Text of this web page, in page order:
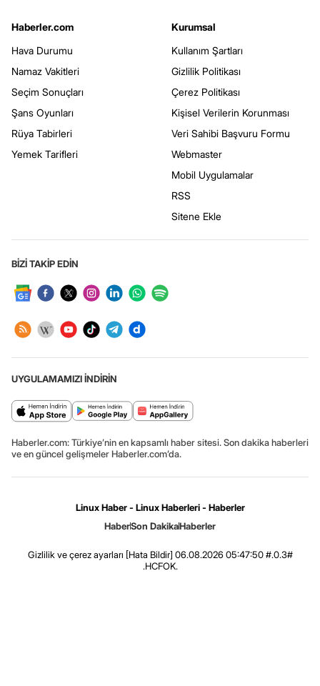
Haberler.com
Hava Durumu
Namaz Vakitleri
Seçim Sonuçları
Şans Oyunları
Rüya Tabirleri
Yemek Tarifleri
Kurumsal
Kullanım Şartları
Gizlilik Politikası
Çerez Politikası
Kişisel Verilerin Korunması
Veri Sahibi Başvuru Formu
Webmaster
Mobil Uygulamalar
RSS
Sitene Ekle
BİZİ TAKİP EDİN
UYGULAMAMIZI İNDİRİN
Haberler.com: Türkiye’nin en kapsamlı haber sitesi. Son dakika haberleri
ve en güncel gelişmeler Haberler.com’da.
Linux Haber - Linux Haberleri - Haberler
HaberSon DakikaHaberler
Gizlilik ve çerez ayarları [Hata Bildir] 06.08.2026 05:47:50 #.0.3#
.HCFOK.